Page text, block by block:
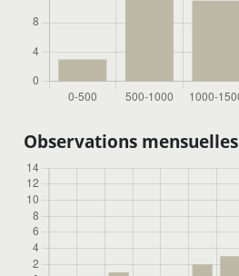
Observations mensuelles